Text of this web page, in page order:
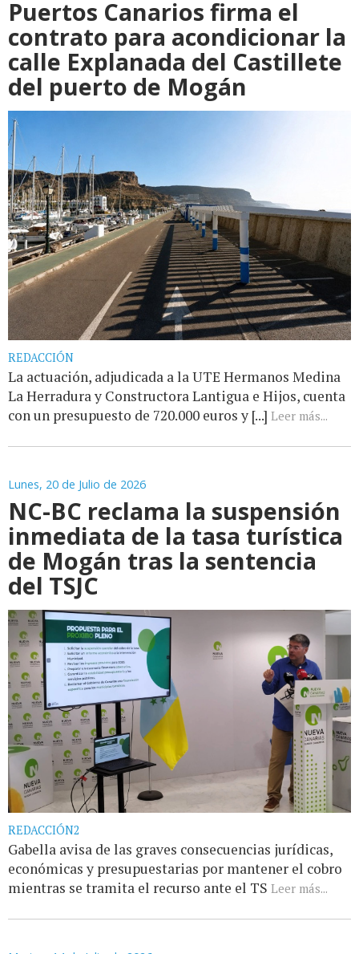
Puertos Canarios firma el
contrato para acondicionar la
calle Explanada del Castillete
del puerto de Mogán
REDACCIÓN
La actuación, adjudicada a la UTE Hermanos Medina
La Herradura y Constructora Lantigua e Hijos, cuenta
con un presupuesto de 720.000 euros y [...] Leer más...
Lunes, 20 de Julio de 2026
NC-BC reclama la suspensión
inmediata de la tasa turística
de Mogán tras la sentencia
del TSJC
REDACCIÓN2
Gabella avisa de las graves consecuencias jurídicas,
económicas y presupuestarias por mantener el cobro
mientras se tramita el recurso ante el TS Leer más...